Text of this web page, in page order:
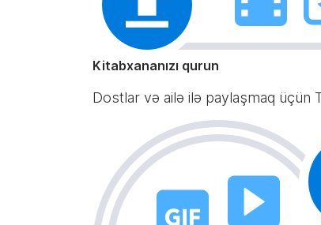
Kitabxananızı qurun
Dostlar və ailə ilə paylaşmaq üçün